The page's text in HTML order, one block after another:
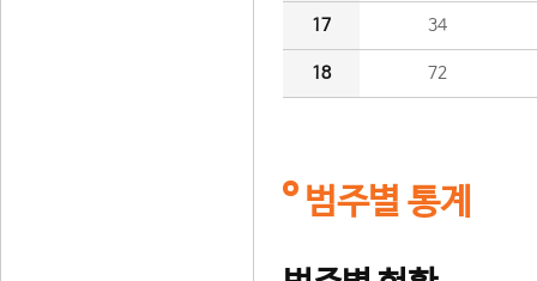
17 34
18 72
범주별 통계